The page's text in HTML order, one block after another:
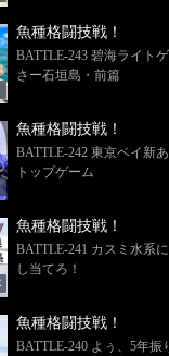
魚種格闘技戦！
BATTLE-243 碧海ライト
さー石垣島・前篇
魚種格闘技戦！
BATTLE-242 東京ベイ新
トップゲーム
魚種格闘技戦！
BATTLE-241 カスミ水系
し当てろ！
魚種格闘技戦！
BATTLE-240 よぅ、5年